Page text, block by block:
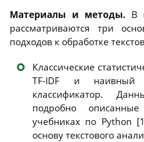
Материалы и методы. В
рассматриваются три
подходов к обработке
Классические
TF-IDF и наивный
классификатор.
подробно
учебниках по Python
основу текстового